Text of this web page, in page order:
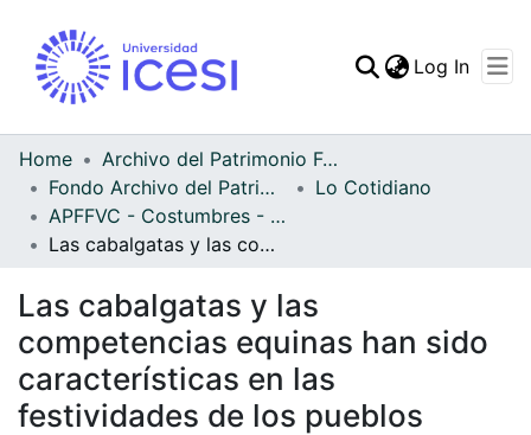
Statistics
Log In
Home
Archivo del Patrimonio Fotográfico y Fílmico del Valle del Cauca
Fondo Archivo del Patrimonio Fotográfico y Fílmico del Valle del Cauca
Lo Cotidiano
APFFVC - Costumbres - Patrimonial
Las cabalgatas y las competencias equinas han sido características en las festividades de los pueblos
Las cabalgatas y las
competencias equinas han sido
características en las
festividades de los pueblos